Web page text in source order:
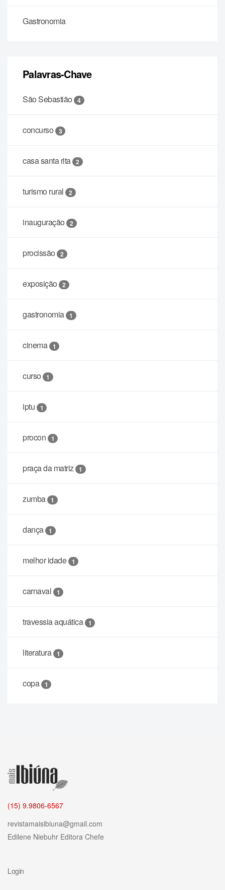
Gastronomia
Palavras-Chave
São Sebastião 4
concurso 3
casa santa rita 2
turismo rural 2
inauguração 2
procissão 2
exposição 2
gastronomia 1
cinema 1
curso 1
iptu 1
procon 1
praça da matriz 1
zumba 1
dança 1
melhor idade 1
carnaval 1
travessia aquática 1
literatura 1
copa 1
(15) 9.9806-6567
revistamaisibiuna@gmail.com
Edilene Niebuhr Editora Chefe
Login